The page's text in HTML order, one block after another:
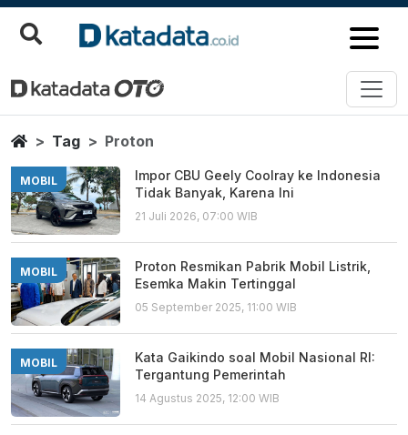
Proton
Berita Terbaru
HomeTag Proton
MOBIL
Impor CBU Geely Coolray ke Indonesia
Tidak Banyak, Karena Ini
21 Juli 2026, 07:00 WIB
MOBIL
Proton Resmikan Pabrik Mobil Listrik,
Esemka Makin Tertinggal
05 September 2025, 11:00 WIB
MOBIL
Kata Gaikindo soal Mobil Nasional RI:
Tergantung Pemerintah
14 Agustus 2025, 12:00 WIB